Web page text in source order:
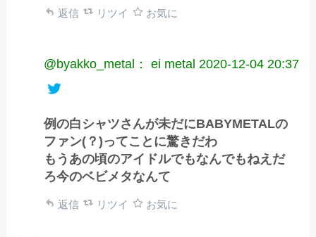
返信 リツイ お気に
@byakko_metal： ei metal 2020-12-04 20:37
例の白シャツさんが未だにBABYMETALの
ファン(？)ってことに驚きだわ
もうあの頃のアイドルでもなんでもねえだ
ろ今のベビメタなんて
返信 リツイ お気に